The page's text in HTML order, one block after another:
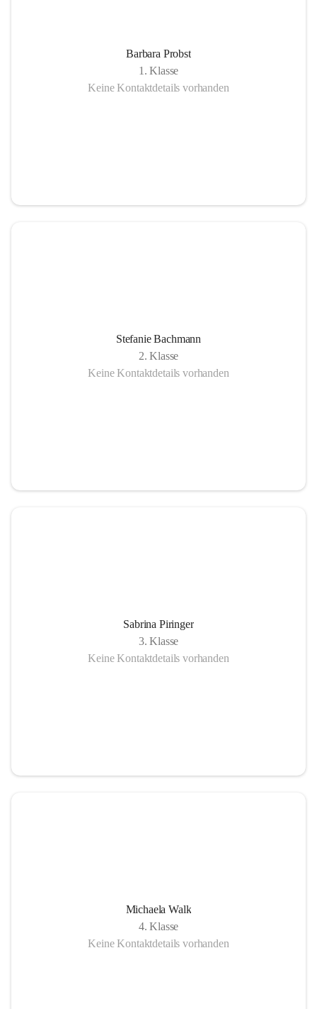
Barbara Probst
1. Klasse
Keine Kontaktdetails vorhanden
Stefanie Bachmann
2. Klasse
Keine Kontaktdetails vorhanden
Sabrina Piringer
3. Klasse
Keine Kontaktdetails vorhanden
Michaela Walk
4. Klasse
Keine Kontaktdetails vorhanden